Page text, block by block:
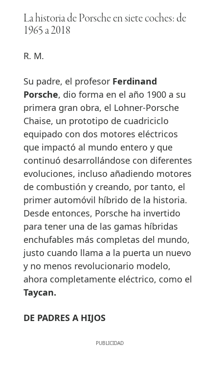
La historia de Porsche en siete coches: de
1965 a 2018
R. M.
Su padre, el profesor Ferdinand
Porsche, dio forma en el año 1900 a su
primera gran obra, el Lohner-Porsche
Chaise, un prototipo de cuadriciclo
equipado con dos motores eléctricos
que impactó al mundo entero y que
continuó desarrollándose con diferentes
evoluciones, incluso añadiendo motores
de combustión y creando, por tanto, el
primer automóvil híbrido de la historia.
Desde entonces, Porsche ha invertido
para tener una de las gamas híbridas
enchufables más completas del mundo,
justo cuando llama a la puerta un nuevo
y no menos revolucionario modelo,
ahora completamente eléctrico, como el
Taycan.
DE PADRES A HIJOS